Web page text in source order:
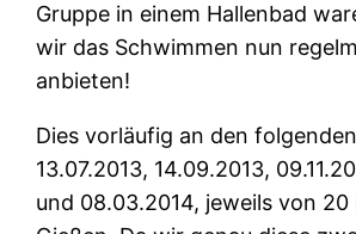
Gruppe in einem Hallenbad
wir das Schwimmen nun
anbieten!
Dies vorläufig an den
13.07.2013, 14.09.2013,
und 08.03.2014, jeweils von 20